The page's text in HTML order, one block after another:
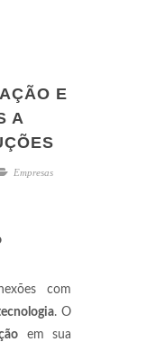
E
A
Empresas
com
. O
em sua